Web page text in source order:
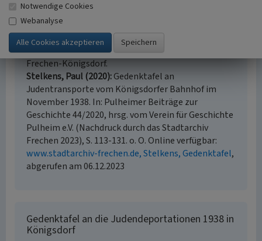
In: Königsdorf im Rheinland. Beiträge zu seiner
Geschichte, hrsg. von Egon Heeg, Axel Kurth und
Peter Schreiner, (Pulheimer Beiträge zur
Geschichte, 34. Sonderveröffentlichung.) S. 607 ff..
Frechen-Königsdorf.
Stelkens, Paul (2020) Gedenktafel an
Judentransporte vom Königsdorfer Bahnhof im
November 1938. In: Pulheimer Beiträge zur
Geschichte 44/2020, hrsg. vom Verein für Geschichte
Pulheim e.V. (Nachdruck durch das Stadtarchiv
Frechen 2023), S. 113-131. o. O. Online verfügbar:
www.stadtarchiv-frechen.de, Stelkens, Gedenktafel,
abgerufen am 06.12.2023
Gedenktafel an die Judendeportationen 1938 in
Königsdorf
Notwendige Cookies
Webanalyse